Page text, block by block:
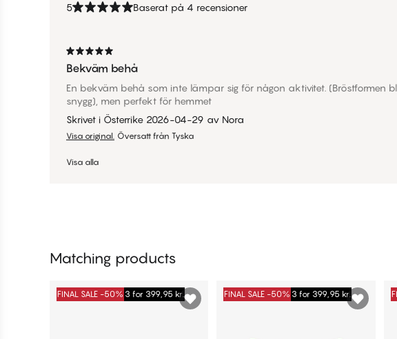
5 Baserat på 4 recensioner
Bekväm behå
En bekväm behå som inte lämpar sig för någon aktivitet. (Bröstformen
snygg), men perfekt för hemmet
Skrivet i Österrike 2026-04-29 av Nora
Visa original. Översatt från Tyska
Visa alla
Matching products
FINAL SALE -50% 3 for 399,95 kr. FINAL SALE -50% 3 for 399,95 kr.